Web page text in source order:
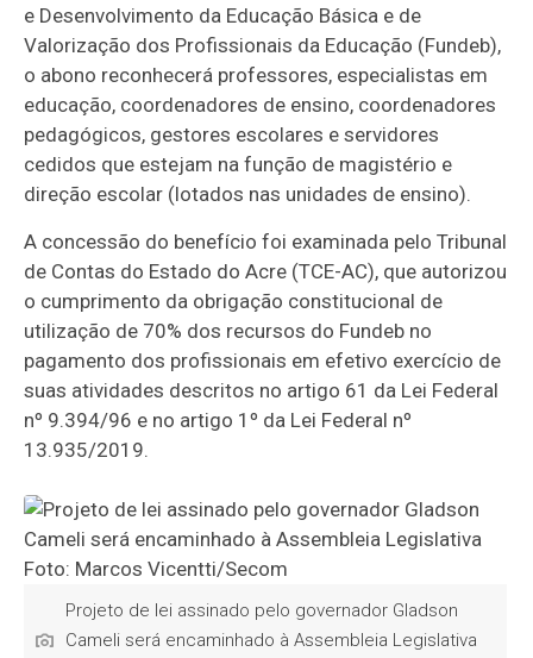
e Desenvolvimento da Educação Básica e de
Valorização dos Profissionais da Educação (Fundeb),
o abono reconhecerá professores, especialistas em
educação, coordenadores de ensino, coordenadores
pedagógicos, gestores escolares e servidores
cedidos que estejam na função de magistério e
direção escolar (lotados nas unidades de ensino).
A concessão do benefício foi examinada pelo Tribunal
de Contas do Estado do Acre (TCE-AC), que autorizou
o cumprimento da obrigação constitucional de
utilização de 70% dos recursos do Fundeb no
pagamento dos profissionais em efetivo exercício de
suas atividades descritos no artigo 61 da Lei Federal
nº 9.394/96 e no artigo 1º da Lei Federal nº
13.935/2019.
Projeto de lei assinado pelo governador Gladson
Cameli será encaminhado à Assembleia Legislativa